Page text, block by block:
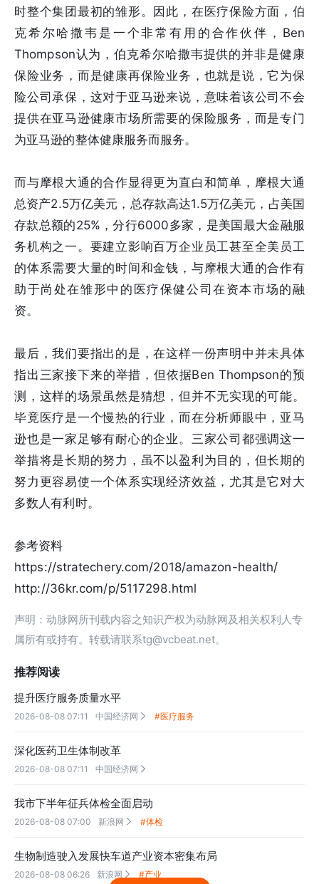
时整个集团最初的雏形。因此，在医疗保险方面，伯
克希尔哈撒韦是一个非常有用的合作伙伴，Ben
Thompson认为，伯克希尔哈撒韦提供的并非是健康
保险业务，而是健康再保险业务，也就是说，它为保
险公司承保，这对于亚马逊来说，意味着该公司不会
提供在亚马逊健康市场所需要的保险服务，而是专门
为亚马逊的整体健康服务而服务。
而与摩根大通的合作显得更为直白和简单，摩根大通
总资产2.5万亿美元，总存款高达1.5万亿美元，占美国
存款总额的25%，分行6000多家，是美国最大金融服
务机构之一。要建立影响百万企业员工甚至全美员工
的体系需要大量的时间和金钱，与摩根大通的合作有
助于尚处在雏形中的医疗保健公司在资本市场的融
资。
最后，我们要指出的是，在这样一份声明中并未具体
指出三家接下来的举措，但依据Ben Thompson的预
测，这样的场景虽然是猜想，但并不无实现的可能。
毕竟医疗是一个慢热的行业，而在分析师眼中，亚马
逊也是一家足够有耐心的企业。三家公司都强调这一
举措将是长期的努力，虽不以盈利为目的，但长期的
努力更容易使一个体系实现经济效益，尤其是它对大
多数人有利时。
参考资料
https://stratechery.com/2018/amazon-health/
http://36kr.com/p/5117298.html
声明：动脉网所刊载内容之知识产权为动脉网及相关权利人专
属所有或持有。转载请联系tg@vcbeat.net。
推荐阅读
提升医疗服务质量水平
2026-08-08 07:11 中国经济网  #医疗服务
深化医药卫生体制改革
2026-08-08 07:11 中国经济网 
我市下半年征兵体检全面启动
2026-08-08 07:00 新浪网  #体检
生物制造驶入发展快车道产业资本密集布局
2026-08-08 06:26 新浪网  #产业